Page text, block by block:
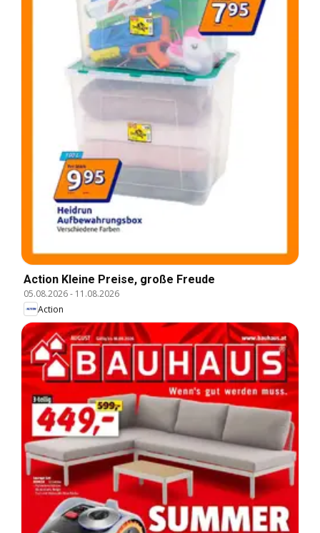
Action Kleine Preise, große Freude
05.08.2026- 11.08.2026
Action